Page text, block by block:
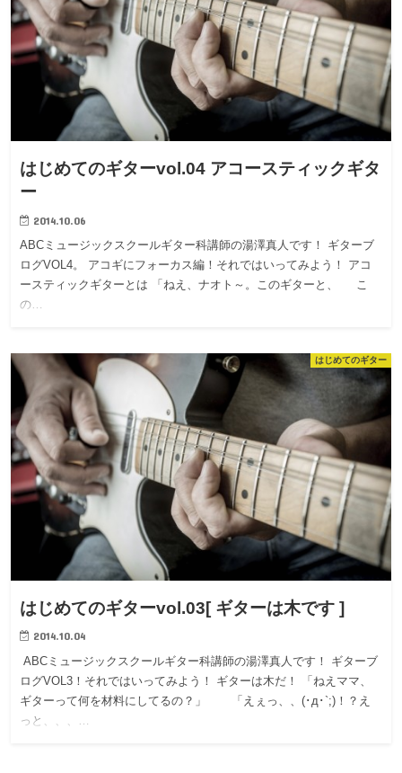
はじめてのギターvol.04 アコースティックギタ
ー
2014.10.06
ABCミュージックスクールギター科講師の湯澤真人です！ ギターブ
ログVOL4。 アコギにフォーカス編！それではいってみよう！ アコ
ースティックギターとは 「ねえ、ナオト～。このギターと、 こ
の…
はじめてのギター
はじめてのギターvol.03[ ギターは木です ]
2014.10.04
ABCミュージックスクールギター科講師の湯澤真人です！ ギターブ
ログVOL3！それではいってみよう！ ギターは木だ！ 「ねえママ、
ギターって何を材料にしてるの？」 「えぇっ、、(･д･`;)！？え
っと、、、…